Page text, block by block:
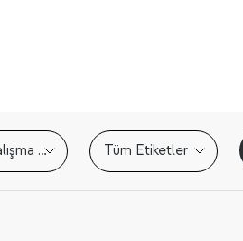
Tüm Çalışma Alanları Tüm Etiketler